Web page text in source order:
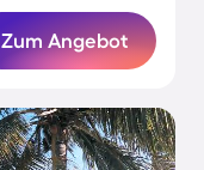
Zum Angebot